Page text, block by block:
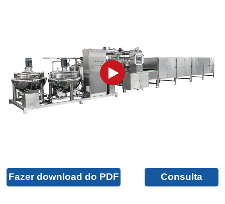
Consulta
Fazer download do PDF